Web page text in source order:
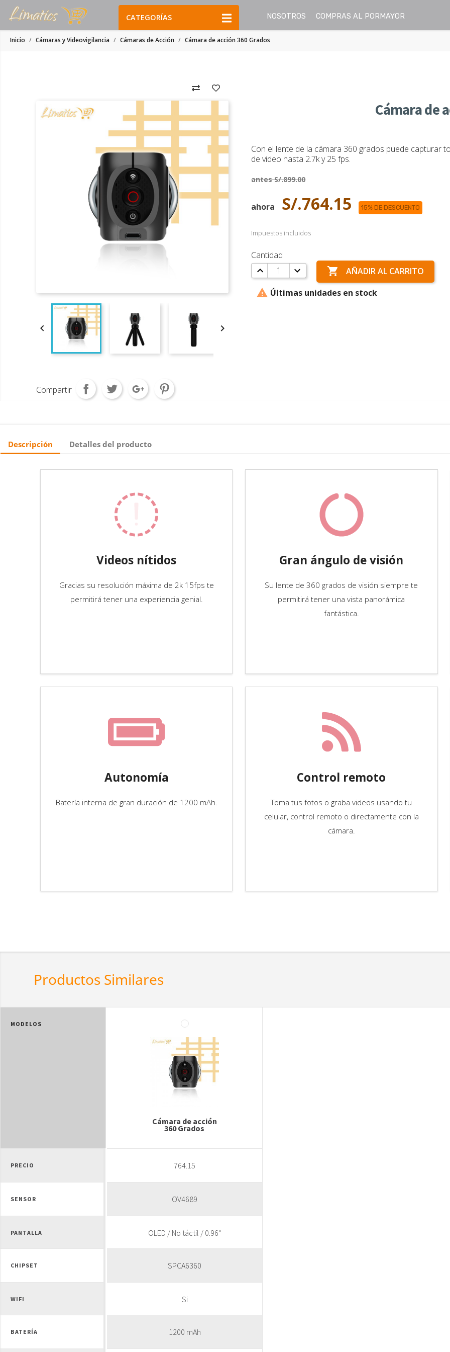
CATEGORÍAS COMPRAS AL PORMAYOR
NOSOTROS
Inicio Cámaras y Videovigilancia Cámaras de Acción Cámara de acción 360 Grados
 
Compartir
Cámara de
Con el lente de la cámara 360 grados puede
de video hasta 2.7k y 25 fps.
antes S/.899.00
ahora S/.764.15 15% DE DESCUENTO
Impuestos incluidos
Cantidad
 AÑADIR AL CARRITO
 Últimas unidades en stock
Descripción Detalles del producto
Videos nítidos
Gracias su resolución máxima de 2k 15fps te
permitirá tener una experiencia genial.
Gran ángulo de visión
Su lente de 360 grados de visión siempre te
permitirá tener una vista panorámica
fantástica.
Autonomía
Batería interna de gran duración de 1200 mAh.
Control remoto
Toma tus fotos o graba videos usando tu
celular, control remoto o directamente con la
cámara.
Productos Similares
MODELOS
PRECIO
SENSOR
PANTALLA
CHIPSET
WIFI
BATERÍA
Cámara de acción
360 Grados
764.15
OV4689
OLED / No táctil / 0.96"
SPCA6360
Si
1200 mAh